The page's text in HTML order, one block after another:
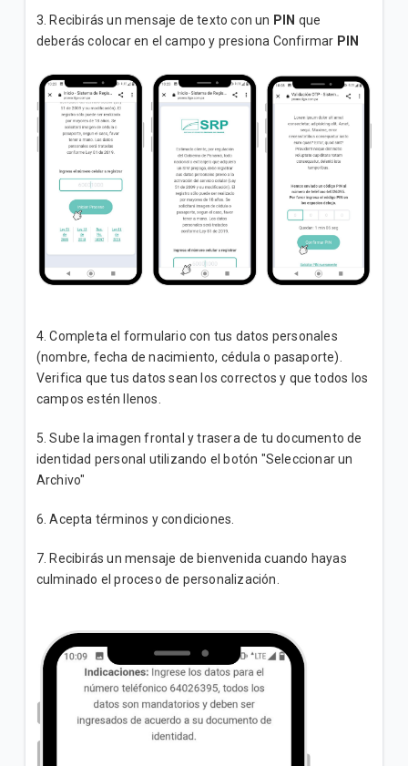
3. Recibirás un mensaje de texto con un PIN que
deberás colocar en el campo y presiona Confirmar PIN
4. Completa el formulario con tus datos personales
(nombre, fecha de nacimiento, cédula o pasaporte).
Verifica que tus datos sean los correctos y que todos los
campos estén llenos.
5. Sube la imagen frontal y trasera de tu documento de
identidad personal utilizando el botón "Seleccionar un
Archivo"
6. Acepta términos y condiciones.
7. Recibirás un mensaje de bienvenida cuando hayas
culminado el proceso de personalización.